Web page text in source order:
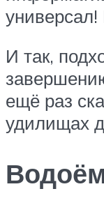
универсал!
И так,
ещё раз
удилищах